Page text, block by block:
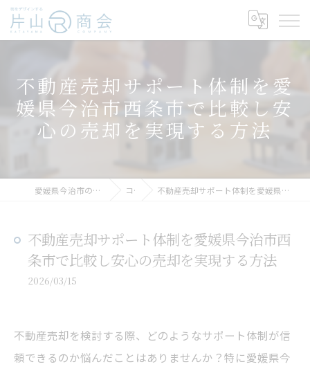
不動産売却サポート体制を愛
媛県今治市西条市で比較し安
心の売却を実現する方法
愛媛県今治市の不動産売却なら片山R商会 コラム 不動産売却サポート体制を愛媛県今治市西条市で比較し安心の売却を実現する方法
不動産売却サポート体制を愛媛県今治市西
条市で比較し安心の売却を実現する方法
2026/03/15
不動産売却を検討する際、どのようなサポート体制が信
頼できるのか悩んだことはありませんか？特に愛媛県今